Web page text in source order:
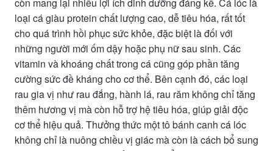
loại cá giàu protein chất lượng cao, dễ tiêu hóa, rất tốt
cho quá trình hồi phục sức khỏe, đặc biệt là đối với
những người mới ốm dậy hoặc phụ nữ sau sinh. Các
vitamin và khoáng chất trong cá cũng góp phần tăng
cường sức đề kháng cho cơ thể. Bên cạnh đó, các loại
rau gia vị như rau đắng, hành lá, rau răm không chỉ tăng
thêm hương vị mà còn hỗ trợ hệ tiêu hóa, giúp giải độc
cơ thể hiệu quả. Thưởng thức một tô bánh canh cá lóc
không chỉ là nuông chiều vị giác mà còn là cách bổ sung